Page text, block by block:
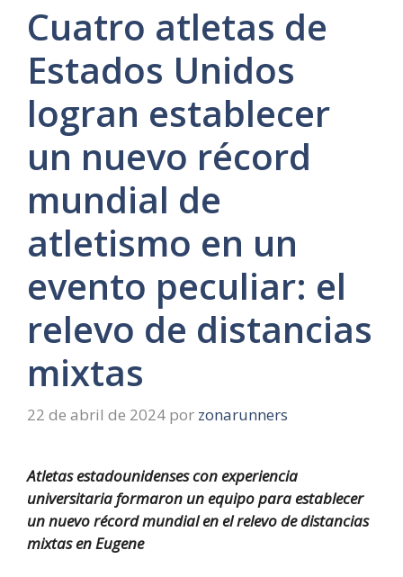
Cuatro atletas de
Estados Unidos
logran establecer
un nuevo récord
mundial de
atletismo en un
evento peculiar: el
relevo de distancias
mixtas
22 de abril de 2024 por zonarunners
Atletas estadounidenses con experiencia
universitaria formaron un equipo para establecer
un nuevo récord mundial en el relevo de distancias
mixtas en Eugene